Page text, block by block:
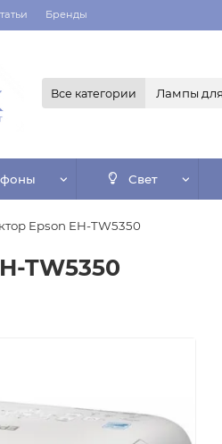
Бренды
Все категории
Свет
Epson EH-TW5350
TW5350